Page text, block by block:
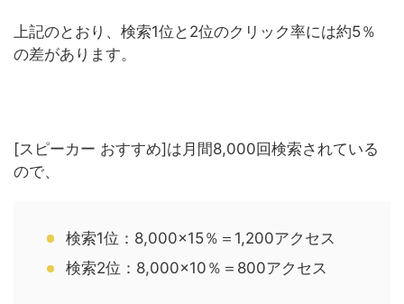
上記のとおり、検索1位と2位のクリック率には約5％
の差があります。
[スピーカー おすすめ]は月間8,000回検索されている
ので、
検索1位：8,000×15％＝1,200アクセス
検索2位：8,000×10％＝800アクセス